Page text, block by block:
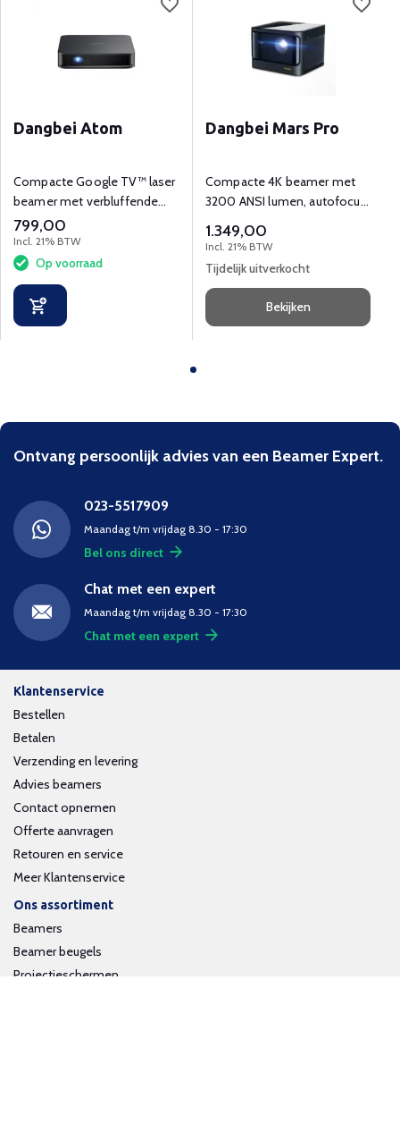
Dangbei Atom
Compacte Google TV™ laser
beamer met verbluffende
helderheid en slimme
functies.
799,00
Incl. 21% BTW
Op voorraad
Dangbei Mars Pro
Compacte 4K beamer met
3200 ANSI lumen, autofocus,
1.349,00
Incl. 21% BTW
Tijdelijk uitverkocht
Bekijken
Ontvang persoonlijk advies van een Beamer Expert.
023-5517909
Maandag t/m vrijdag 8.30 - 17:30
Bel ons direct
Chat met een expert
Maandag t/m vrijdag 8.30 - 17:30
Chat met een expert
Klantenservice
Bestellen
Betalen
Verzending en levering
Advies beamers
Contact opnemen
Offerte aanvragen
Retouren en service
Meer Klantenservice
Ons assortiment
Beamers
Beamer beugels
Projectieschermen